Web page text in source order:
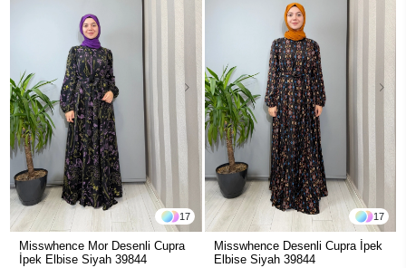
17
Misswhence Mor Desenli Cupra
İpek Elbise Siyah 39844
17
Misswhence Desenli Cupra İpek
Elbise Siyah 39844